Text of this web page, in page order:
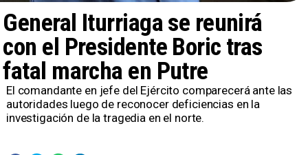
General Iturriaga se reunirá
con el Presidente Boric tras
fatal marcha en Putre
​El comandante en jefe del Ejército comparecerá ante las
autoridades luego de reconocer deficiencias en la
investigación de la tragedia en el norte.